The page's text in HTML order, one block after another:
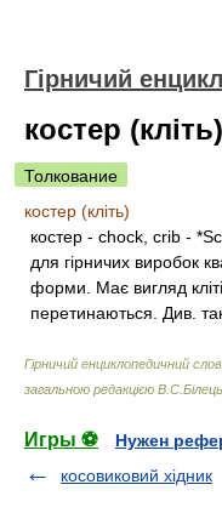
Гірничий
костер (кліть)
Толкование
костер (кліть)
костер - chock, crib -
для гірничих виробок
форми. Має вигляд
перетинаються. Див.
Гірничий енциклопедичний
загальною редакцією
Игры ⚽
Нужен
косовиковий хідник